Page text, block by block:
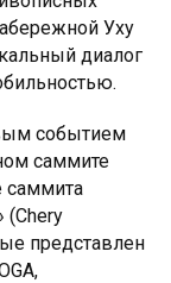
Уху
диалог
событием
саммите
саммита
(Chery
представлен